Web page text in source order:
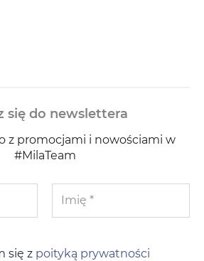
się do newslettera
z promocjami i nowościami w
#MilaTeam
się z poityką prywatności